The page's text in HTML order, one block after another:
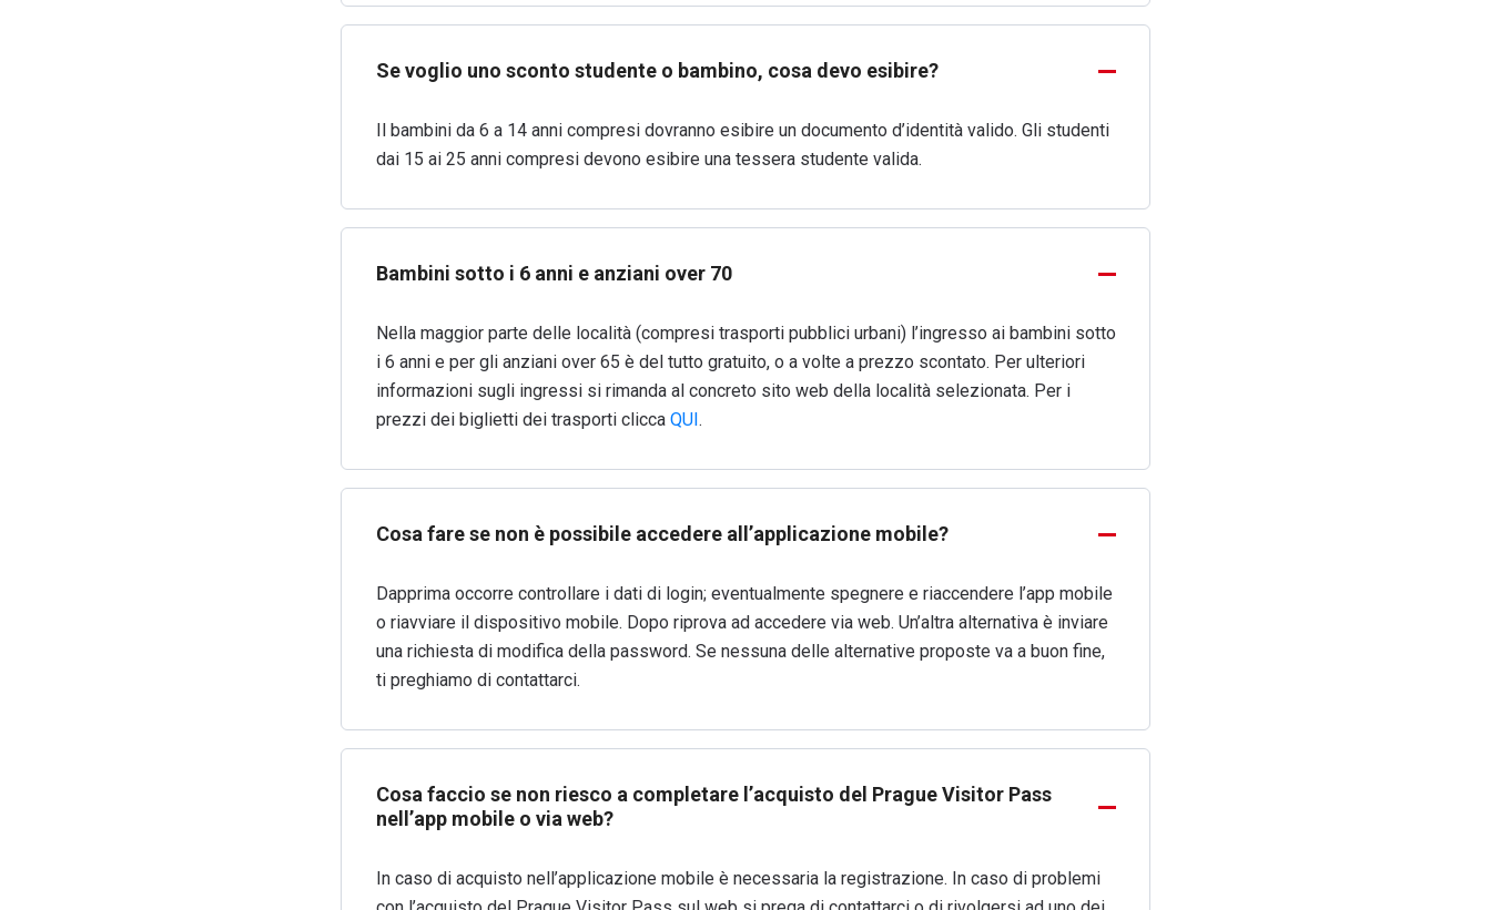
Se voglio uno sconto studente o bambino, cosa devo esibire?
Il bambini da 6 a 14 anni compresi dovranno esibire un documento d’identità valido. Gli studenti
dai 15 ai 25 anni compresi devono esibire una tessera studente valida.
Bambini sotto i 6 anni e anziani over 70
Nella maggior parte delle località (compresi trasporti pubblici urbani) l’ingresso ai bambini sotto
i 6 anni e per gli anziani over 65 è del tutto gratuito, o a volte a prezzo scontato. Per ulteriori
informazioni sugli ingressi si rimanda al concreto sito web della località selezionata. Per i
prezzi dei biglietti dei trasporti clicca QUI .
Cosa fare se non è possibile accedere all’applicazione mobile?
Dapprima occorre controllare i dati di login; eventualmente spegnere e riaccendere l’app mobile
o riavviare il dispositivo mobile. Dopo riprova ad accedere via web. Un’altra alternativa è inviare
una richiesta di modifica della password. Se nessuna delle alternative proposte va a buon fine,
ti preghiamo di contattarci.
Cosa faccio se non riesco a completare l’acquisto del Prague Visitor Pass
nell’app mobile o via web?
In caso di acquisto nell’applicazione mobile è necessaria la registrazione. In caso di problemi